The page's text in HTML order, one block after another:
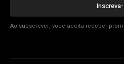
Ao subscrever, você aceita receber